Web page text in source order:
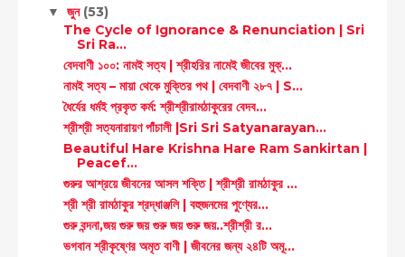
▼ জুন (53)
The Cycle of Ignorance & Renunciation | Sri
Sri Ra...
বেদবাণী ১০০: নামই সত্য | শ্রীহরির নামেই জীবের মুক্...
নামই সত্য – মায়া থেকে মুক্তির পথ | বেদবাণী ২৮৭ | S...
ধৈর্যের ধর্মই প্রকৃত কর্ম: শ্রীশ্রীরামঠাকুরের বেদব...
শ্রীশ্রী সত্যনারায়ণ পাঁচালী |Sri Sri Satyanarayan...
Beautiful Hare Krishna Hare Ram Sankirtan |
Peacef...
গুরুর আশ্রয়ে জীবনের আসল শক্তি | শ্রীশ্রী রামঠাকুর ...
শ্রী শ্রী রামঠাকুর শ্রদ্ধাঞ্জলি | বহুজনমের পুণ্যের...
গুরু বন্দনা,জয় গুরু জয় গুরু জয় গুরু জয়..শ্রীশ্রী র...
ভগবান শ্রীকৃষ্ণের অমৃত বাণী | জীবনের জন্য ২৪টি অমূ...